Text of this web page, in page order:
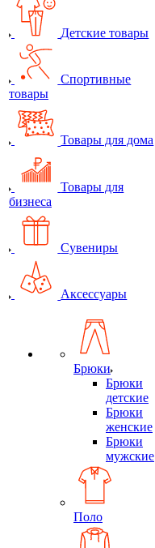
Детские товары
Спортивные
товары
Товары для дома
Товары для
бизнеса
Сувениры
Аксессуары
Брюки
Брюки
детские
Брюки
женские
Брюки
мужские
Поло